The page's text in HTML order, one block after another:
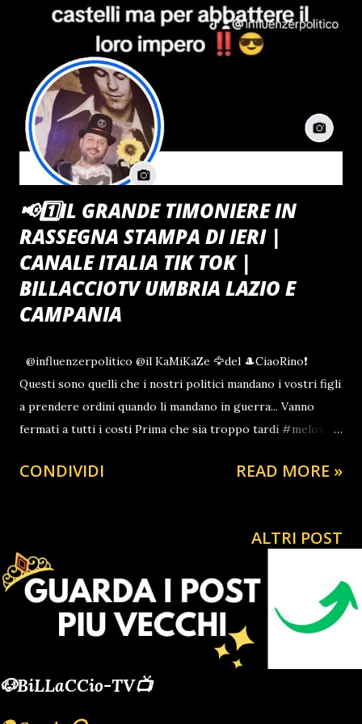
FATTI LE SPESE NELLE TASCHE DEI CITTADINI
TUTTO QUESTO NEL SILENZIO PIU ASSOLUTO DEL
GIURISDIZIONALE ITALIANO Ciao Rino Club , in nome e
per conto del suo amato beniamino , contro i
Parlamentari Ladri e i Ministri Scaldapoltrone , pur
disponendo di mezzi elementari se non "precari" - quali
la carta e la penna -...
📢1️⃣IL GRANDE TIMONIERE IN
RASSEGNA STAMPA DI IERI |
CANALE ITALIA TIK TOK |
BILLACCIOTV UMBRIA LAZIO E
CAMPANIA
@influenzerpolitico @il KaMiKaZe 🦅del 🎩CiaoRino❗
Questi sono quelli che i nostri politici mandano i vostri figli
a prendere ordini quando li mandano in guerra... Vanno
fermati a tutti i costi Prima che sia troppo tardi #meloni
#italia #destra #matteosalvini #politicaitaliana #governo
#draghi #sinistra #dimaio #leganord #news #zingaretti
#centrodestra #legagiovani #calabria #catanzaro
#cosenza #vibovalentia #cosenza #crotone #soverato
#botricello #isolacaporizzuto #staletti #cardinale
#soveriasimeri #catanzarolido #lameziaterme #paola
#tropea #pizzo #seminara #gioiatauro #ciaorinoclub🎩
#tiktok #facebook #npt #fyp #mediterraneo #stampa
CONDIVIDI READ MORE »
ALTRI POST
🐶BiLLaCCio-TV📺